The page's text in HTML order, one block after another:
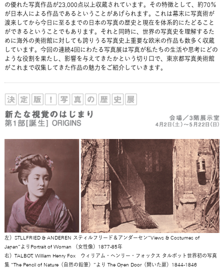
の優れた写真作品が23,000点以上収蔵されています。その特徴として、約70％
が日本人による作品であるということがあげられます。これは幕末に写真術が
渡来してから今日に至るまでの日本の写真の歴史と現在を体系的にたどること
ができるということでもあります。それと同時に、世界の写真史を理解するた
めに海外の美術館に対しても誇りうる写真史上重要な欧米の作品も数多く収蔵
しています。今回の連続4回にわたる写真展は写真が私たちの生活や思考にどの
ような役割を果たし、影響を与えてきたかという切り口で、東京都写真美術館
がこれまで収集してきた作品の魅力をご紹介していきます。
左）STLLFRIED & ANDEREN スティルフリード＆アンダーセン”Views & Costumes of
Japan”よりPortrait of Woman （女性像）1877-85年
右）TALBOT, William Henry Fox ウィリアム・ヘンリー・フォックス タルボット世界初の写真
集 “The Pencil of Nature（自然の鉛筆）”より The Open Door（開いた扉）1844-1846